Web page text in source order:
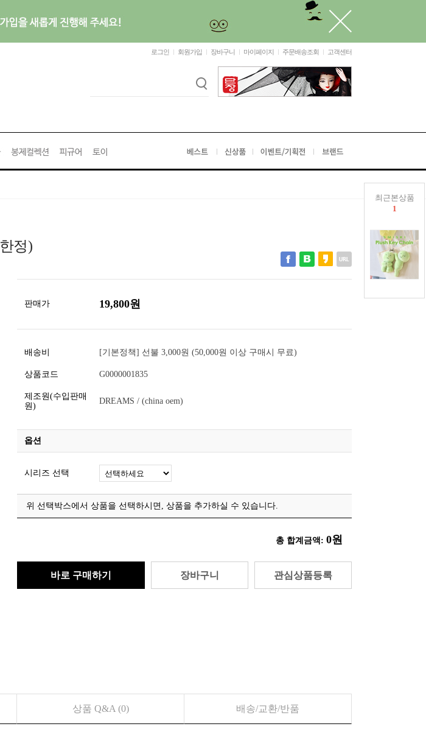
로그인 회원가입 장바구니 마이페이지 주문배송조회 고객센터
정)
판매가 19,800원
배송비 [기본정책] 선불 3,000원 (50,000원 이상 구매시 무료)
상품코드 G0000001835
제조원(수입판매
원)
DREAMS / (china oem)
옵션
시리즈 선택
위 선택박스에서 상품을 선택하시면, 상품을 추가하실 수 있습니다.
총 합계금액: 0원
바로 구매하기 장바구니 관심상품등록
상품 Q&A (0) 배송/교환/반품
최근본상품
1